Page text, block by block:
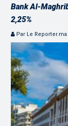
Bank Al-
2,25%
Par Le Reporter.ma